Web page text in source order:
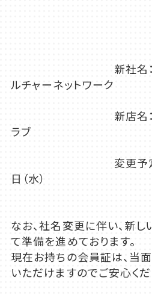
新社名： 株式
ルチャーネットワーク
新店名： メゾン
ラブ
変更予定日：
日（水）
なお、社名変更に伴い、新
て準備を進めております。
現在お持ちの会員証は、当
いただけますのでご安心くだ